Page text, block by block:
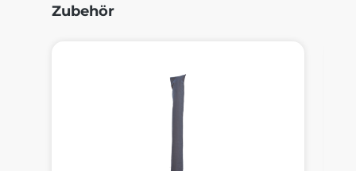
Produktgalerie überspringen
Zubehör